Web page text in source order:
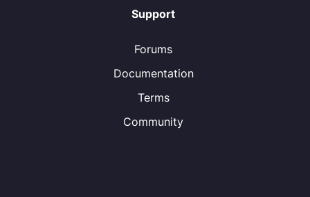
Support
Forums
Documentation
Terms
Community